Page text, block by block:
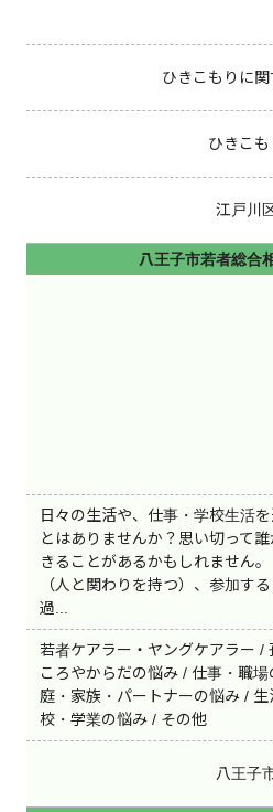
ひきこもりに
ひきこも
江戸川
八王子市若者総合
日々の生活や、仕事・学校生活
とはありませんか？思い切って
きることがあるかもしれません
（人と関わりを持つ）、参加す
過...
若者ケアラー・ヤングケアラー /
ころやからだの悩み / 仕事・職
庭・家族・パートナーの悩み /
校・学業の悩み / その他
八王子